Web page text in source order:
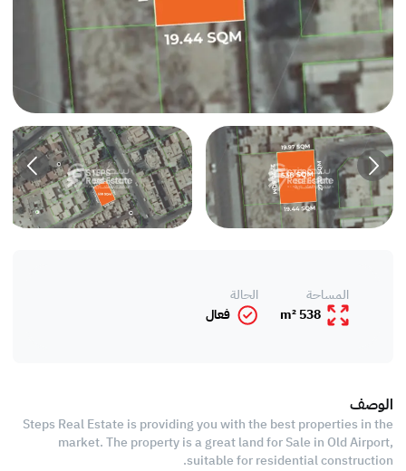
المساحة
538 m²
الحالة
فعال
الوصف
Steps Real Estate is providing you with the best properties in the
market. The property is a great land for Sale in Old Airport,
suitable for residential construction.